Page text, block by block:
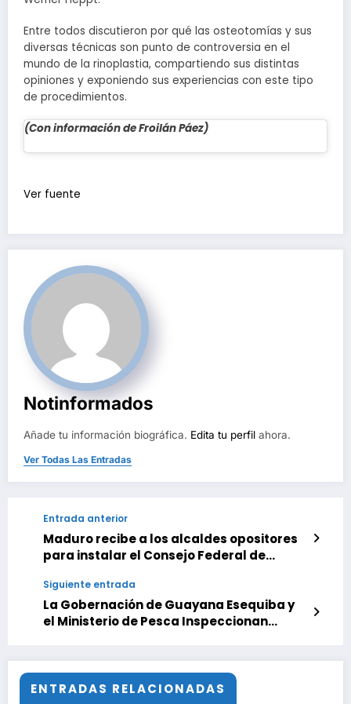
Entre todos discutieron por qué las osteotomías y sus
diversas técnicas son punto de controversia en el
mundo de la rinoplastia, compartiendo sus distintas
opiniones y exponiendo sus experiencias con este tipo
de procedimientos.
(Con información de Froilán Páez)
de
Ver fuente
Notinformados
Añade tu información biográfica. Edita tu perfil ahora.
Ver Todas Las Entradas
Entrada anterior
Maduro recibe a los alcaldes opositores
para instalar el Consejo Federal de
Siguiente entrada
La Gobernación de Guayana Esequiba y
el Ministerio de Pesca Inspeccionan
ENTRADAS RELACIONADAS